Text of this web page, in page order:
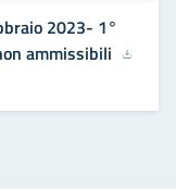
2023- 1°
ammissibili